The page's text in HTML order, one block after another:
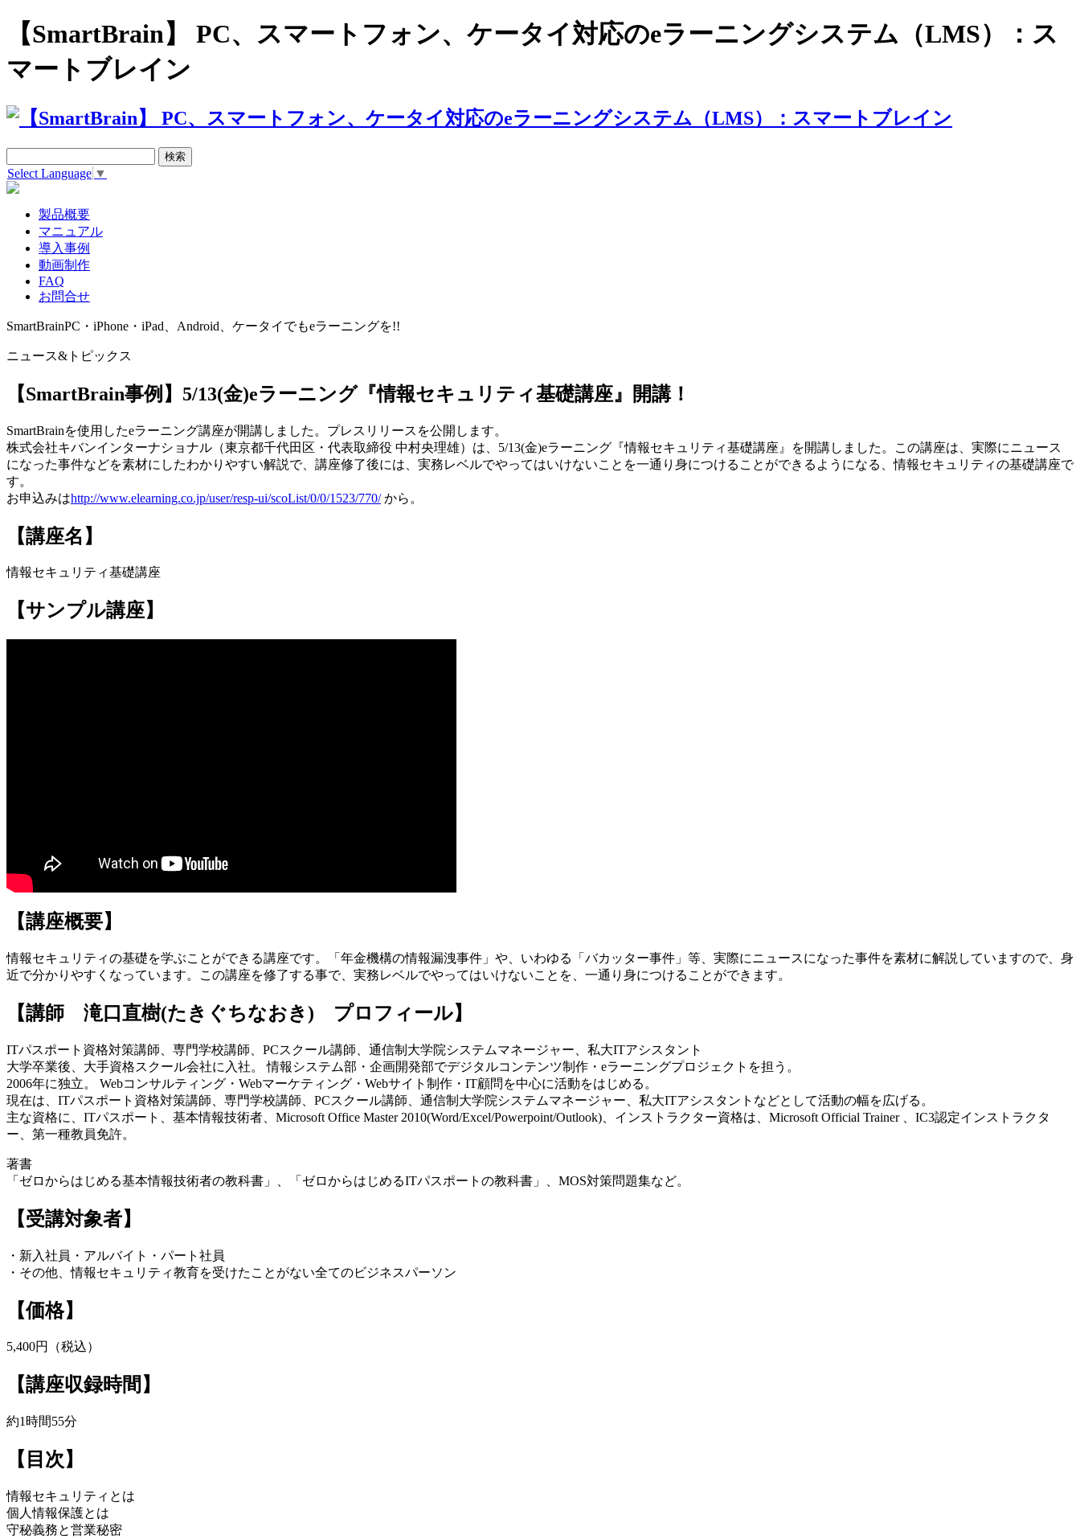
【SmartBrain】 PC、スマートフォン、ケータイ対応のeラーニングシステム（LMS）：ス
マートブレイン
Select Language ▼
製品概要
マニュアル
導入事例
動画制作
FAQ
お問合せ
SmartBrainPC・iPhone・iPad、Android、ケータイでもeラーニングを!!
ニュース&トピックス
【SmartBrain事例】5/13(金)eラーニング『情報セキュリティ基礎講座』開講！
SmartBrainを使用したeラーニング講座が開講しました。プレスリリースを公開します。
株式会社キバンインターナショナル（東京都千代田区・代表取締役 中村央理雄）は、5/13(金)eラーニング『情報セキュリティ基礎講座』を開講しました。この講座は、実際にニュース
になった事件などを素材にしたわかりやすい解説で、講座修了後には、実務レベルでやってはいけないことを一通り身につけることができるようになる、情報セキュリティの基礎講座で
す。
お申込みはhttp://www.elearning.co.jp/user/resp-ui/scoList/0/0/1523/770/から。
【講座名】
情報セキュリティ基礎講座
【サンプル講座】
【講座概要】
情報セキュリティの基礎を学ぶことができる講座です。「年金機構の情報漏洩事件」や、いわゆる「バカッター事件」等、実際にニュースになった事件を素材に解説していますので、身
近で分かりやすくなっています。この講座を修了する事で、実務レベルでやってはいけないことを、一通り身につけることができます。
【講師 滝口直樹(たきぐちなおき) プロフィール】
ITパスポート資格対策講師、専門学校講師、PCスクール講師、通信制大学院システムマネージャー、私大ITアシスタント
大学卒業後、大手資格スクール会社に入社。 情報システム部・企画開発部でデジタルコンテンツ制作・eラーニングプロジェクトを担う。
2006年に独立。 Webコンサルティング・Webマーケティング・Webサイト制作・IT顧問を中心に活動をはじめる。
現在は、ITパスポート資格対策講師、専門学校講師、PCスクール講師、通信制大学院システムマネージャー、私大ITアシスタントなどとして活動の幅を広げる。
主な資格に、ITパスポート、基本情報技術者、Microsoft Office Master 2010(Word/Excel/Powerpoint/Outlook)、インストラクター資格は、Microsoft Official Trainer 、IC3認定インストラクタ
ー、第一種教員免許。
著書
「ゼロからはじめる基本情報技術者の教科書」、「ゼロからはじめるITパスポートの教科書」、MOS対策問題集など。
【受講対象者】
・新入社員・アルバイト・パート社員
・その他、情報セキュリティ教育を受けたことがない全てのビジネスパーソン
【価格】
5,400円（税込）
【講座収録時間】
約1時間55分
【目次】
情報セキュリティとは
個人情報保護とは
守秘義務と営業秘密